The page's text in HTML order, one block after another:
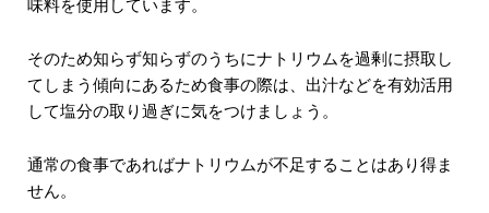
味料を使用しています。
そのため知らず知らずのうちにナトリウムを過剰に摂取し
てしまう傾向にあるため食事の際は、出汁などを有効活用
して塩分の取り過ぎに気をつけましょう。
通常の食事であればナトリウムが不足することはあり得ま
せん。